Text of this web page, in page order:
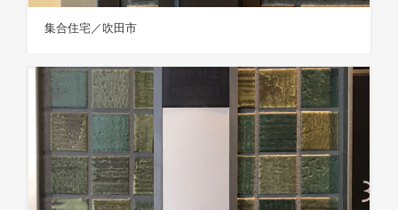
集合住宅／吹田市